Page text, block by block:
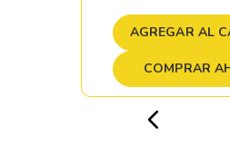
AGREGAR AL
COMPRAR